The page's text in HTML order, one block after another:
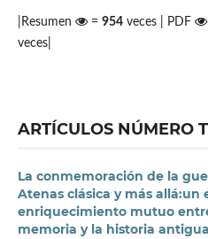
|Resumen = 954veces | PDF
veces|
ARTÍCULOS NÚMERO
La conmemoración de la
Atenas clásica y más allá:un
enriquecimiento mutuo
memoria y la historia antigua